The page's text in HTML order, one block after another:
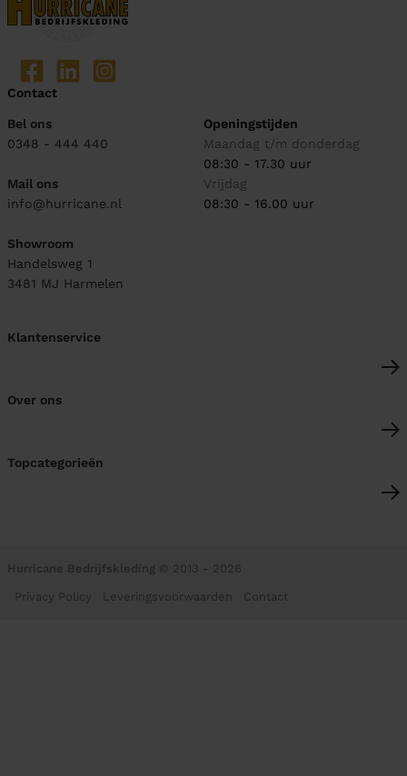
Contact
Bel ons
0348 - 444 440
Mail ons
info@hurricane.nl
Showroom
Handelsweg 1
3481 MJ Harmelen
Openingstijden
Maandag t/m donderdag
08:30 - 17.30 uur
Vrijdag
08:30 - 16.00 uur
Klantenservice
Over ons
Topcategorieën
Hurricane Bedrijfskleding © 2013 - 2026
Privacy Policy Leveringsvoorwaarden Contact